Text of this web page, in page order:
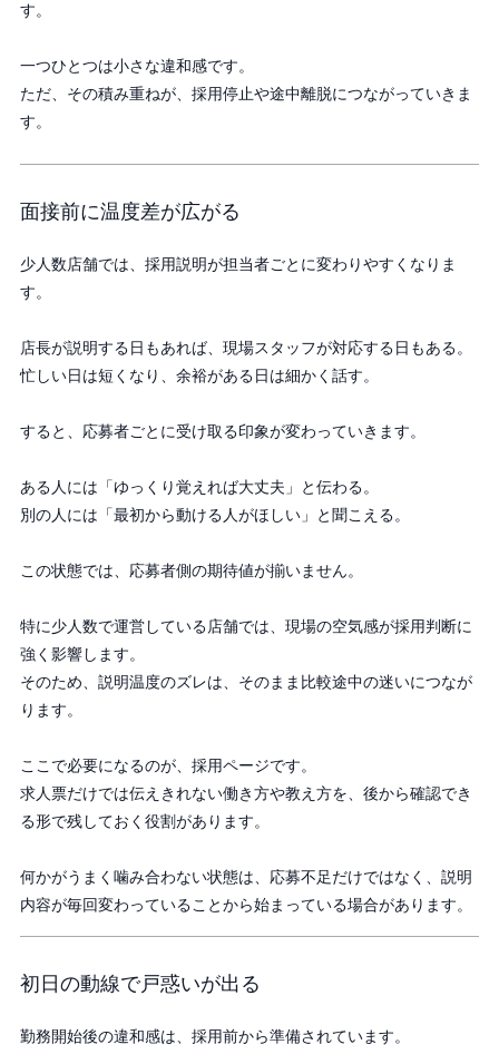
す。
一つひとつは小さな違和感です。
ただ、その積み重ねが、採用停止や途中離脱につながっていきま
す。
面接前に温度差が広がる
少人数店舗では、採用説明が担当者ごとに変わりやすくなりま
す。
店長が説明する日もあれば、現場スタッフが対応する日もある。
忙しい日は短くなり、余裕がある日は細かく話す。
すると、応募者ごとに受け取る印象が変わっていきます。
ある人には「ゆっくり覚えれば大丈夫」と伝わる。
別の人には「最初から動ける人がほしい」と聞こえる。
この状態では、応募者側の期待値が揃いません。
特に少人数で運営している店舗では、現場の空気感が採用判断に
強く影響します。
そのため、説明温度のズレは、そのまま比較途中の迷いにつなが
ります。
ここで必要になるのが、採用ページです。
求人票だけでは伝えきれない働き方や教え方を、後から確認でき
る形で残しておく役割があります。
何かがうまく噛み合わない状態は、応募不足だけではなく、説明
内容が毎回変わっていることから始まっている場合があります。
初日の動線で戸惑いが出る
勤務開始後の違和感は、採用前から準備されています。